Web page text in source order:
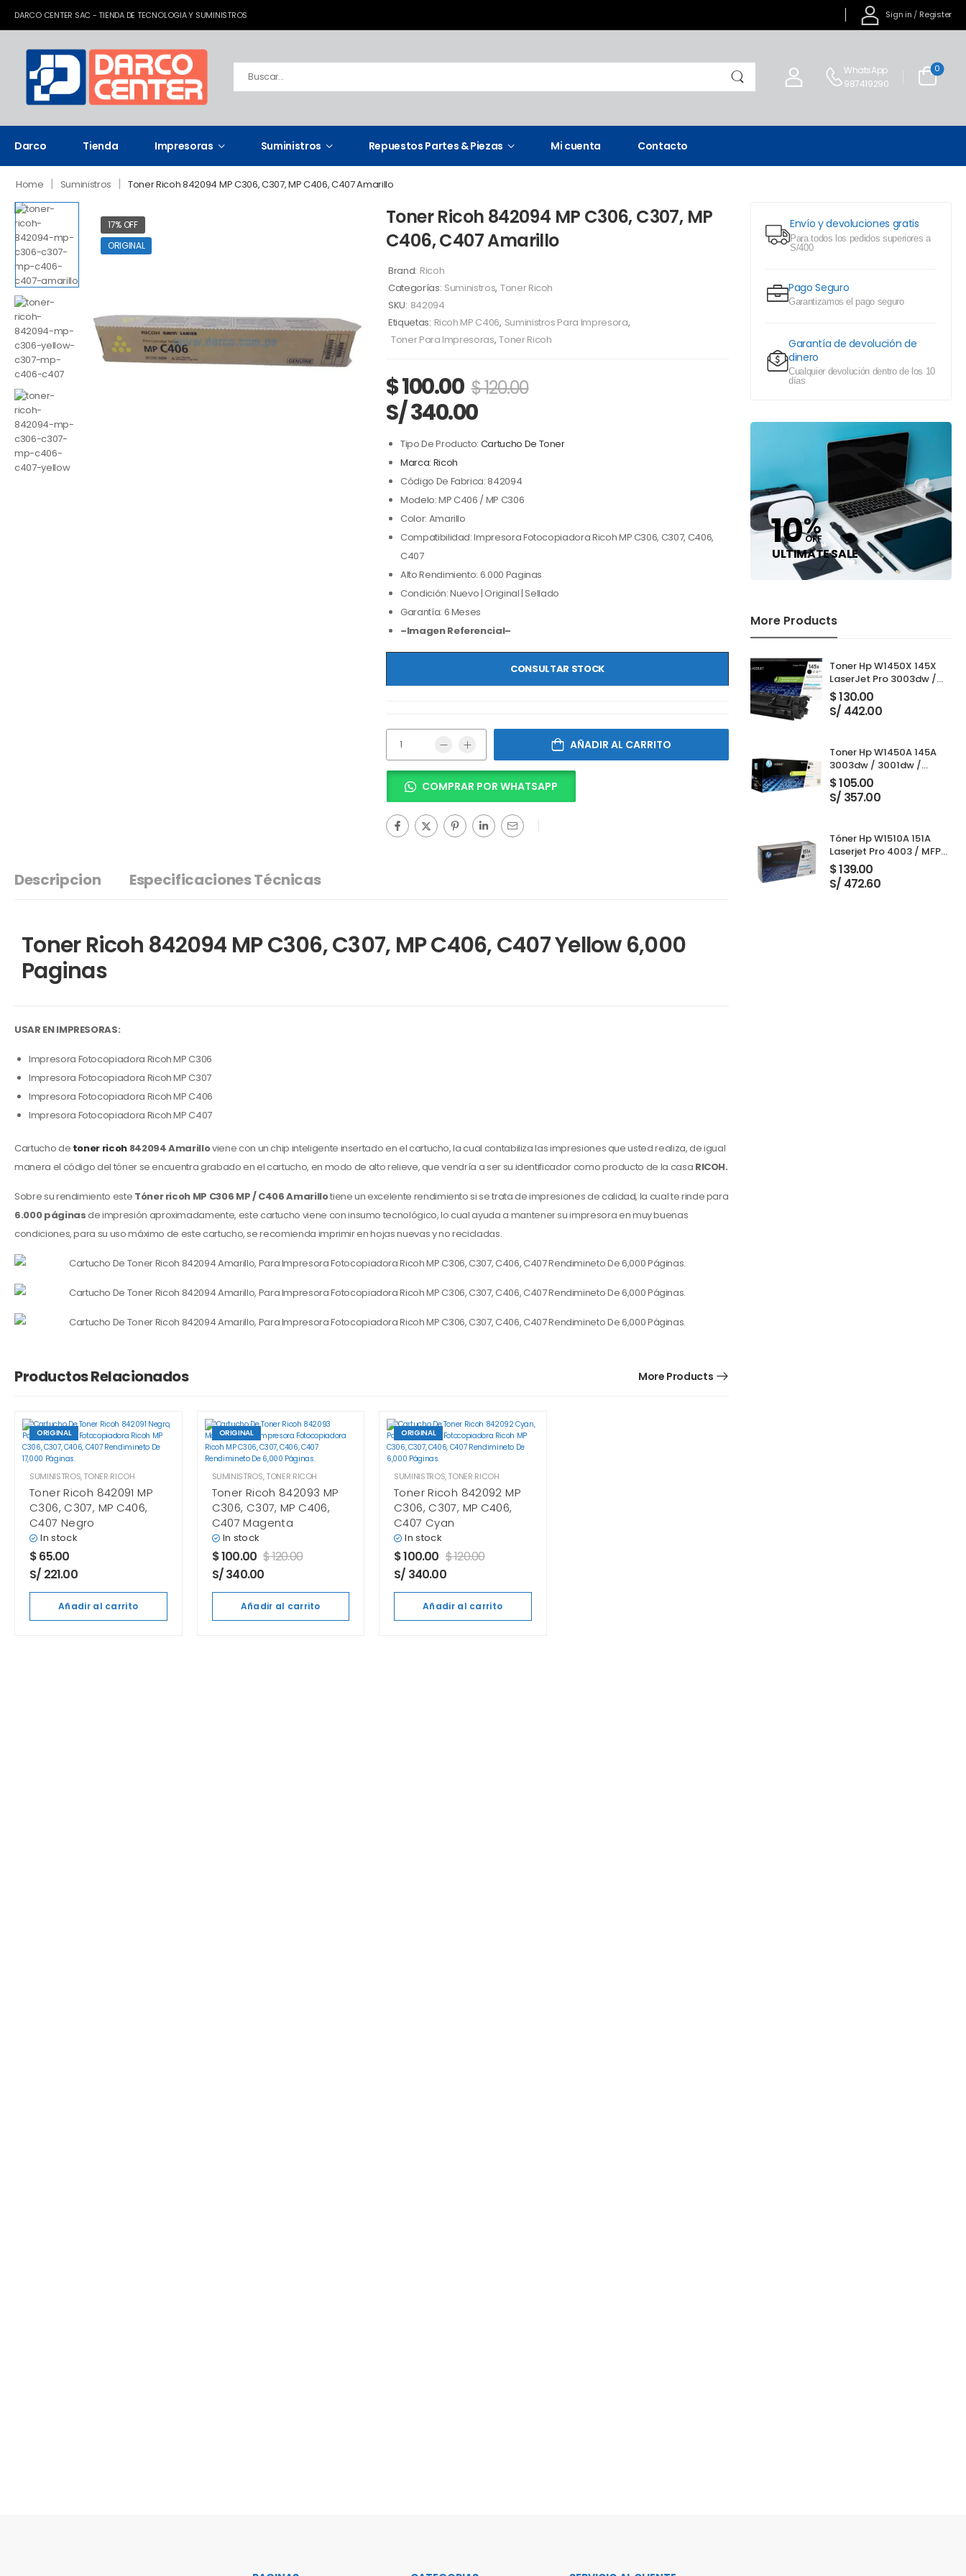
DARCO CENTER SAC - TIENDA DE TECNOLOGIA Y SUMINISTROS Sign in / Register
WhatsApp
987419290
0
Darco Tienda Impresoras Suministros Repuestos Partes & Piezas Mi cuenta Contacto
Home | Suministros | Toner Ricoh 842094 MP C306, C307, MP C406, C407 Amarillo
Envío y devoluciones gratis
Para todos los pedidos superiores a
S/400
Pago Seguro
Garantizamos el pago seguro
Garantía de devolución de
dinero
Cualquier devolución dentro de los 10
días
10%
OFF
ULTIMATE SALE
More Products
Toner Hp W1450X 145X
LaserJet Pro 3003dw /
3001dw / 3001dwe /
3101fdw / 3103fdw Black
$130.00
S/ 442.00
Toner Hp W1450A 145A
3003dw / 3001dw /
3001dwe / 3101fdw /
3103fdw Black 1,700
Paginas
$105.00
S/ 357.00
Tóner Hp W1510A 151A
Laserjet Pro 4003 / MFP
4103 Black 3,050 Páginas
$139.00
S/ 472.60
17% OFF
ORIGINAL
Toner Ricoh 842094 MP C306, C307, MP
C406, C407 Amarillo
Brand: Ricoh
Categorías: Suministros, Toner Ricoh
SKU: 842094
Etiquetas: Ricoh MP C406, Suministros Para Impresora,
Toner Para Impresoras, Toner Ricoh
$100.00 $120.00
S/ 340.00
Tipo De Producto: Cartucho De Toner
Marca: Ricoh
Código De Fabrica: 842094
Modelo: MP C406 / MP C306
Color: Amarillo
Compatibilidad: Impresora Fotocopiadora Ricoh MP C306, C307, C406,
C407
Alto Rendimiento: 6.000 Paginas
Condición: Nuevo | Original | Sellado
Garantía: 6 Meses
–Imagen Referencial–
CONSULTAR STOCK
AÑADIR AL CARRITO
COMPRAR POR WHATSAPP
Descripcion Especificaciones Técnicas
Toner Ricoh 842094 MP C306, C307, MP C406, C407 Yellow 6,000
Paginas
USAR EN IMPRESORAS:
Impresora Fotocopiadora Ricoh MP C306
Impresora Fotocopiadora Ricoh MP C307
Impresora Fotocopiadora Ricoh MP C406
Impresora Fotocopiadora Ricoh MP C407
Cartucho de toner ricoh842094 Amarilloviene con un chip inteligente insertado en el cartucho, la cual contabiliza las impresiones que usted realiza, de igual
manera el código del tóner se encuentra grabado en el cartucho, en modo de alto relieve, que vendría a ser su identificador como producto de la casa RICOH.
Sobre su rendimiento este Tóner ricoh MP C306 MP / C406 Amarillotiene un excelente rendimiento si se trata de impresiones de calidad, la cual te rinde para
6.000 páginasde impresión aproximadamente, este cartucho viene con insumo tecnológico, lo cual ayuda a mantener su impresora en muy buenas
condiciones, para su uso máximo de este cartucho, se recomienda imprimir en hojas nuevas y no recicladas.
Productos Relacionados More Products
ORIGINAL
SUMINISTROS,TONER RICOH
Toner Ricoh 842091 MP
C306, C307, MP C406,
C407 Negro
In stock
$65.00
S/ 221.00
Añadir al carrito
ORIGINAL
SUMINISTROS,TONER RICOH
Toner Ricoh 842093 MP
C306, C307, MP C406,
C407 Magenta
In stock
$100.00 $120.00
S/ 340.00
Añadir al carrito
ORIGINAL
SUMINISTROS,TONER RICOH
Toner Ricoh 842092 MP
C306, C307, MP C406,
C407 Cyan
In stock
$100.00 $120.00
S/ 340.00
Añadir al carrito